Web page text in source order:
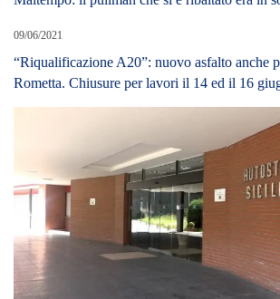
09/06/2021
“Riqualificazione A20”: nuovo asfalto anche
Rometta. Chiusure per lavori il 14 ed il 16